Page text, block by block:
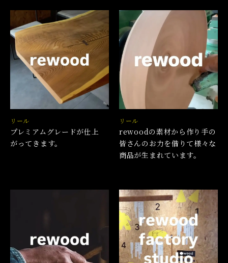
リール
プレミアムグレードが仕上
がってきます。
リール
rewoodの素材から作り手の
皆さんのお力を借りて様々な
商品が生まれています。